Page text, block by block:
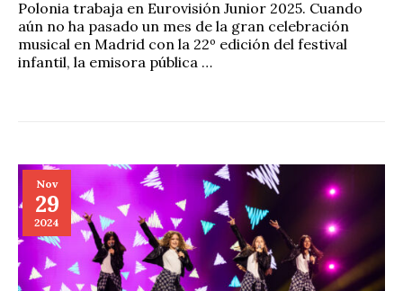
Polonia trabaja en Eurovisión Junior 2025. Cuando
aún no ha pasado un mes de la gran celebración
musical en Madrid con la 22º edición del festival
infantil, la emisora pública …
Nov
29
2024